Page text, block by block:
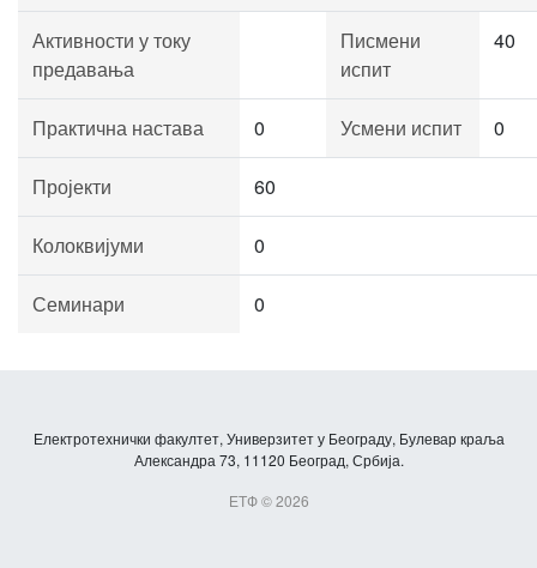
Активности у току
предавања
Писмени
испит
40
Практична настава 0 Усмени испит 0
Пројекти 60
Колоквијуми 0
Семинари 0
Електротехнички факултет, Универзитет у Београду, Булевар краља
Александра 73, 11120 Београд, Србија.
ЕТФ © 2026